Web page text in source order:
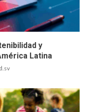
y
Latina